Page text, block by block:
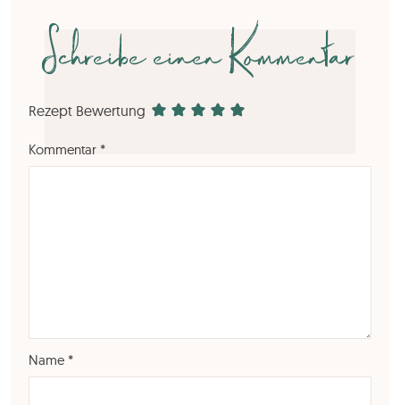
Schreibe einen Kommentar
Rezept Bewertung
Kommentar *
Name *